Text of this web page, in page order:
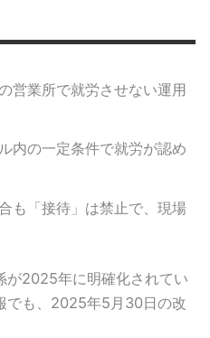
営業所で就労させない運用
内の一定条件で就労が認め
も「接待」は禁止で、現場
が2025年に明確化されてい
でも、2025年5月30日の改